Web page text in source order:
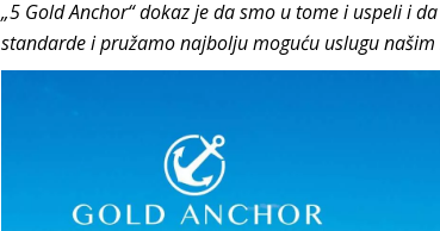
„5 Gold Anchor“ dokaz je da smo u tome i uspeli i
standarde i pružamo najbolju moguću uslugu